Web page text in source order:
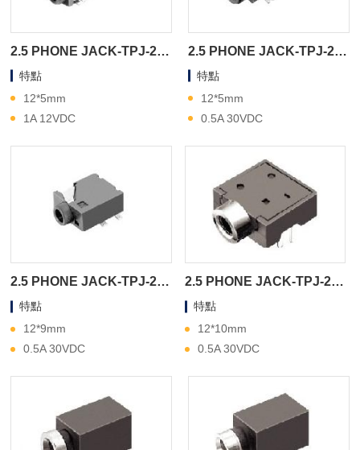
2.5 PHONE JACK-TPJ-2A51A
特點
12*5mm
1A 12VDC
2.5 PHONE JACK-TPJ-2A18A
特點
12*5mm
0.5A 30VDC
2.5 PHONE JACK-TPJ-2A14D
特點
12*9mm
0.5A 30VDC
2.5 PHONE JACK-TPJ-2A130
特點
12*10mm
0.5A 30VDC